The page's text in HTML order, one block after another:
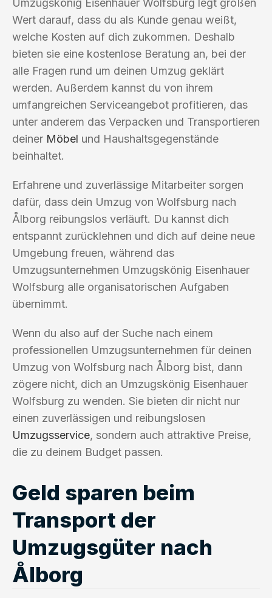
Umzugskönig Eisenhauer Wolfsburg legt großen
Wert darauf, dass du als Kunde genau weißt,
welche Kosten auf dich zukommen. Deshalb
bieten sie eine kostenlose Beratung an, bei der
alle Fragen rund um deinen Umzug geklärt
werden. Außerdem kannst du von ihrem
umfangreichen Serviceangebot profitieren, das
unter anderem das Verpacken und Transportieren
deiner Möbel und Haushaltsgegenstände
beinhaltet.
Erfahrene und zuverlässige Mitarbeiter sorgen
dafür, dass dein Umzug von Wolfsburg nach
Ålborg reibungslos verläuft. Du kannst dich
entspannt zurücklehnen und dich auf deine neue
Umgebung freuen, während das
Umzugsunternehmen Umzugskönig Eisenhauer
Wolfsburg alle organisatorischen Aufgaben
übernimmt.
Wenn du also auf der Suche nach einem
professionellen Umzugsunternehmen für deinen
Umzug von Wolfsburg nach Ålborg bist, dann
zögere nicht, dich an Umzugskönig Eisenhauer
Wolfsburg zu wenden. Sie bieten dir nicht nur
einen zuverlässigen und reibungslosen
Umzugsservice, sondern auch attraktive Preise,
die zu deinem Budget passen.
Geld sparen beim
Transport der
Umzugsgüter nach
Ålborg